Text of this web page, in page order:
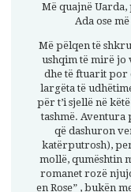
Më quajnë
Ada ose më
Më pëlqen të
ushqim të mirë jo
dhe të ftuarit por
largëta të
për t’i sjellë në
tashmë. Aventura
që dashuron
katërputrosh),
mollë, qumështin
romanet rozë
en Rose” , bukën